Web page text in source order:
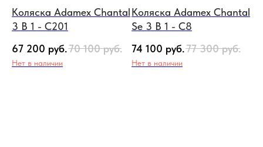
Коляска Adamex Chantal
3 В 1 - C201
67 200 руб.70 100 руб.
Нет в наличии
Коляска Adamex Chantal
Se 3 В 1 - C8
74 100 руб.77 300 руб.
Нет в наличии